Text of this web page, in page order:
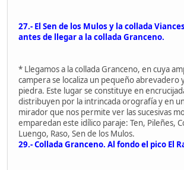
27.- El Sen de los Mulos y la collada
antes de llegar a la collada Granceno.
* Llegamos a la collada Granceno, en cuya
campera se localiza un pequeño abrevadero
piedra. Este lugar se constituye en
distribuyen por la intrincada orografía y en
mirador que nos permite ver las sucesivas
emparedan este idílico paraje: Ten, Pileñes,
Luengo, Raso, Sen de los Mulos.
29.- Collada Granceno. Al fondo el pico El